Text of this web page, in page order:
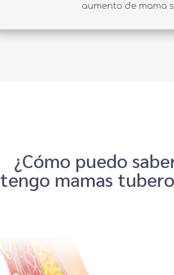
aumento de mama
¿Cómo puedo
tengo mamas